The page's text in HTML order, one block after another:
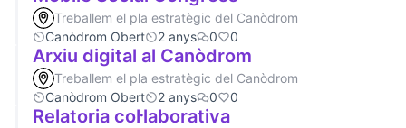
Treballem el pla estratègic del Canòdrom
Canòdrom Obert
2 anys 0 0
Arxiu digital al Canòdrom
Treballem el pla estratègic del Canòdrom
Canòdrom Obert
2 anys 0 0
Relatoria col·laborativa